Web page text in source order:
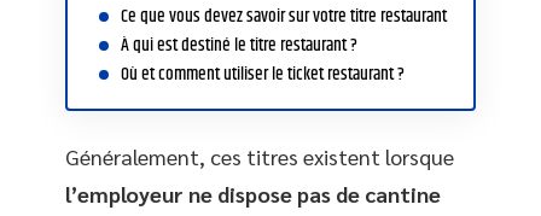
Ce que vous devez savoir sur votre titre restaurant
À qui est destiné le titre restaurant ?
Où et comment utiliser le ticket restaurant ?
Généralement, ces titres existent lorsque
l’employeur ne dispose pas de cantine